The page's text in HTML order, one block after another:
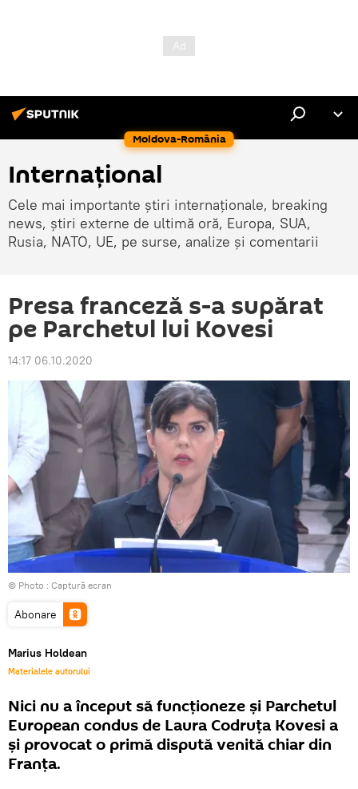
Moldova-România
Internaţional
Cele mai importante știri internaționale, breaking
news, știri externe de ultimă oră, Europa, SUA,
Rusia, NATO, UE, pe surse, analize și comentarii
Presa franceză s-a supărat
pe Parchetul lui Kovesi
14:17 06.10.2020
© Photo : Captură ecran
Abonare
Marius Holdean
Materialele autorului
Nici nu a început să funcționeze și Parchetul
European condus de Laura Codruța Kovesi a
și provocat o primă dispută venită chiar din
Franța.